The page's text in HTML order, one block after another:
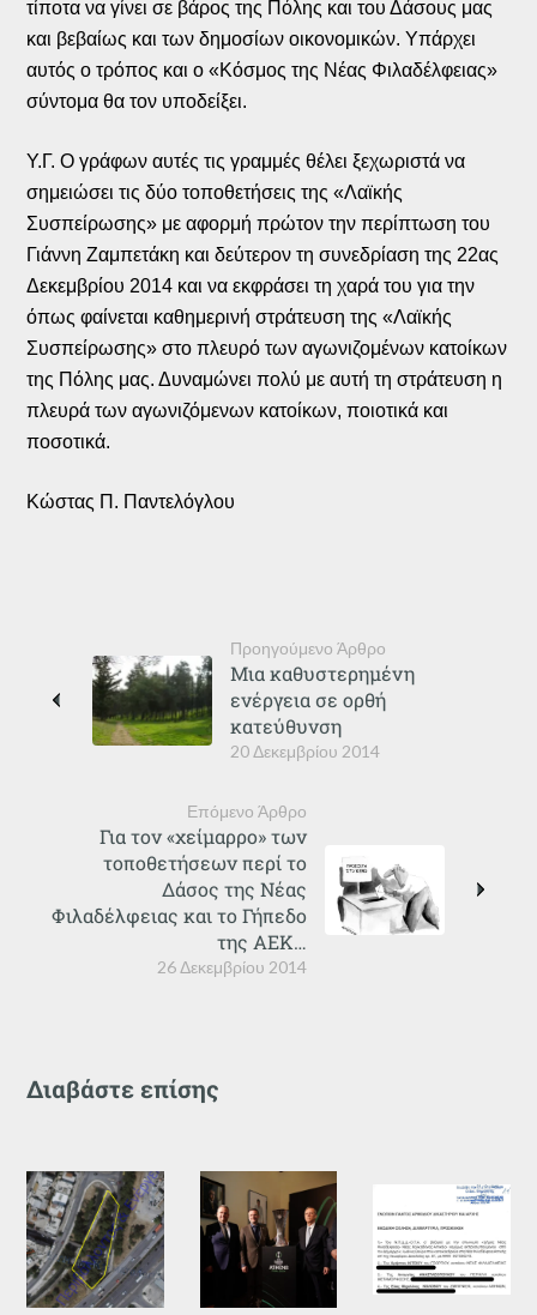
τίποτα να γίνει σε βάρος της Πόλης και του Δάσους μας
και βεβαίως και των δημοσίων οικονομικών. Υπάρχει
αυτός ο τρόπος και ο «Κόσμος της Νέας Φιλαδέλφειας»
σύντομα θα τον υποδείξει.
Υ.Γ. Ο γράφων αυτές τις γραμμές θέλει ξεχωριστά να
σημειώσει τις δύο τοποθετήσεις της «Λαϊκής
Συσπείρωσης» με αφορμή πρώτον την περίπτωση του
Γιάννη Ζαμπετάκη και δεύτερον τη συνεδρίαση της 22ας
Δεκεμβρίου 2014 και να εκφράσει τη χαρά του για την
όπως φαίνεται καθημερινή στράτευση της «Λαϊκής
Συσπείρωσης» στο πλευρό των αγωνιζομένων κατοίκων
της Πόλης μας. Δυναμώνει πολύ με αυτή τη στράτευση η
πλευρά των αγωνιζόμενων κατοίκων, ποιοτικά και
ποσοτικά.
Κώστας Π. Παντελόγλου
Προηγούμενο Άρθρο
20 Δεκεμβρίου 2014
Μια καθυστερημένη
ενέργεια σε ορθή
κατεύθυνση
Επόμενο Άρθρο
26 Δεκεμβρίου 2014
Για τον «χείμαρρο» των
τοποθετήσεων περί το
Δάσος της Νέας
Φιλαδέλφειας και το Γήπεδο
της ΑΕΚ…
Διαβάστε επίσης